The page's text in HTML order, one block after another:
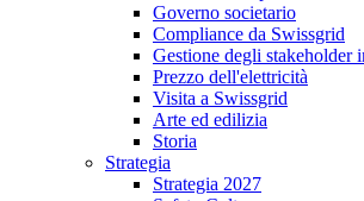
Governo societario
Compliance da Swissgrid
Gestione degli stakeholder
Prezzo dell'elettricità
Visita a Swissgrid
Arte ed edilizia
Storia
Strategia
Strategia 2027